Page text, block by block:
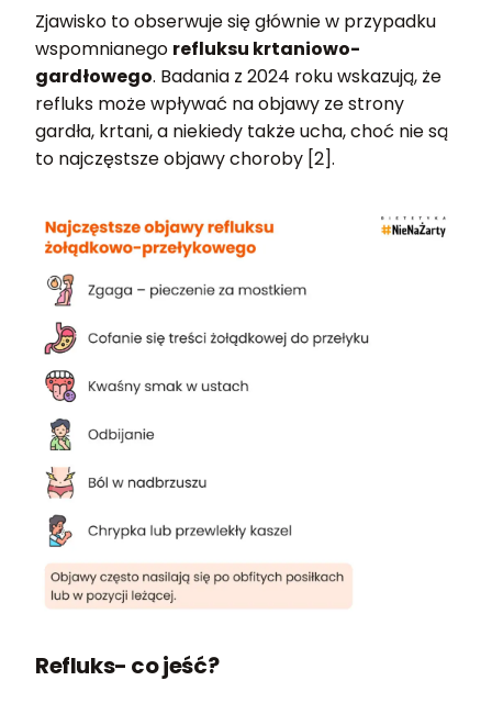
Zjawisko to obserwuje się głównie w przypadku
wspomnianego refluksu krtaniowo-
gardłowego. Badania z 2024 roku wskazują, że
refluks może wpływać na objawy ze strony
gardła, krtani, a niekiedy także ucha, choć nie są
to najczęstsze objawy choroby [2].
Refluks- co jeść?